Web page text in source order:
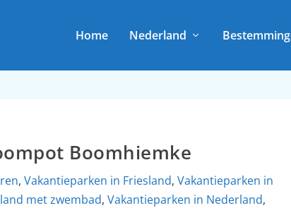
Home Nederland
Boomhiemke
, Vakantieparken in Friesland, Vakantieparken in
met zwembad,Vakantieparken in Nederland,